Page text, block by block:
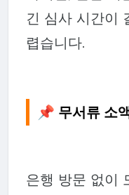
긴 심사 시간이
렵습니다.
📌 무서류 소
은행 방문 없이